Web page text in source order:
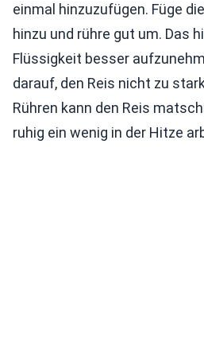
einmal hinzuzufügen. Füge
hinzu und rühre gut um. Das
Flüssigkeit besser
darauf, den Reis nicht zu
Rühren kann den Reis
ruhig ein wenig in der Hitze